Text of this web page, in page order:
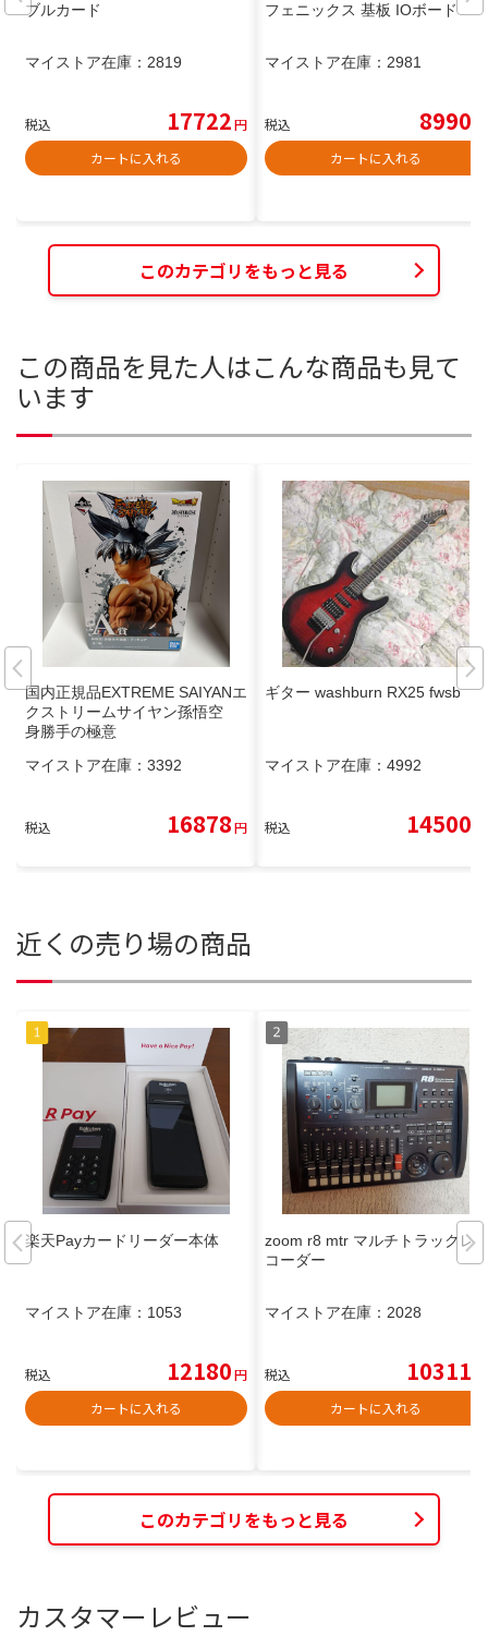
ブルカード
マイストア在庫： 2819
税込 17722円
カートに入れる
フェニックス 基板 IOボード
マイストア在庫： 2981
税込 8990
カートに入れる
このカテゴリをもっと見る
この商品を見た人はこんな商品も見て
います
国内正規品EXTREME SAIYANエ
クストリームサイヤン孫悟空
身勝手の極意
マイストア在庫： 3392
税込 16878円
ギター washburn RX25 fwsb
マイストア在庫： 4992
税込 14500
近くの売り場の商品
楽天Payカードリーダー本体
マイストア在庫： 1053
税込 12180円
カートに入れる
zoom r8 mtr マルチトラックレ
コーダー
マイストア在庫： 2028
税込 10311
カートに入れる
このカテゴリをもっと見る
カスタマーレビュー